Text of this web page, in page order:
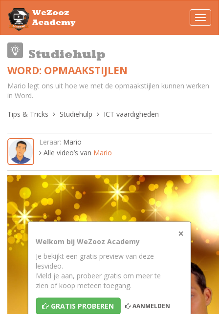
WeZooz
Academy
Studiehulp
WORD: OPMAAKSTIJLEN
Mario legt ons uit hoe we met de opmaakstijlen kunnen werken
in Word.
Tips & Tricks
Studiehulp ICT vaardigheden
Leraar: Mario
Alle video’s van Mario
×
Welkom bij WeZooz Academy
Je bekijkt een gratis preview van deze
lesvideo.
Meld je aan, probeer gratis om meer te
zien of koop meteen toegang.
GRATIS PROBEREN AANMELDEN